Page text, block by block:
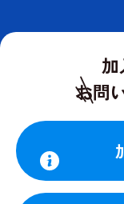
加
お問